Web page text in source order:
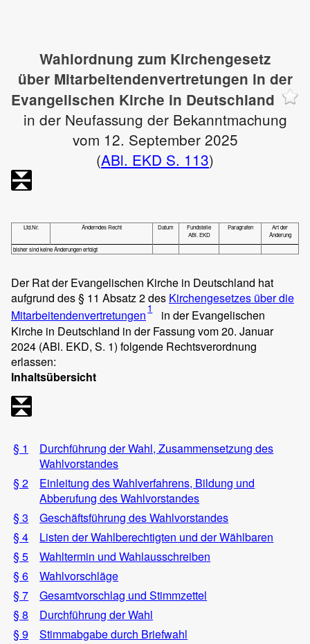
Wahlordnung zum Kirchengesetz
über Mitarbeitendenvertretungen in der
Evangelischen Kirche in Deutschland
in der Neufassung der Bekanntmachung
vom 12. September 2025
(ABl. EKD S. 113)
Lfd.Nr. Änderndes Recht Datum
Fundstelle
ABl. EKD
Paragrafen
Art der
Änderung
bisher sind keine Änderungen erfolgt
Der Rat der Evangelischen Kirche in Deutschland hat
aufgrund des § 11 Absatz 2 des Kirchengesetzes über die
Mitarbeitendenvertretungen 1
in der Evangelischen
Kirche in Deutschland in der Fassung vom 20. Januar
2024 (ABl. EKD, S. 1) folgende Rechtsverordnung
erlassen:
Inhaltsübersicht
§ 1
Durchführung der Wahl, Zusammensetzung des
Wahlvorstandes
§ 2
Einleitung des Wahlverfahrens, Bildung und
Abberufung des Wahlvorstandes
§ 3
Geschäftsführung des Wahlvorstandes
§ 4
Listen der Wahlberechtigten und der Wählbaren
§ 5
Wahltermin und Wahlausschreiben
§ 6
Wahlvorschläge
§ 7
Gesamtvorschlag und Stimmzettel
§ 8
Durchführung der Wahl
§ 9
Stimmabgabe durch Briefwahl